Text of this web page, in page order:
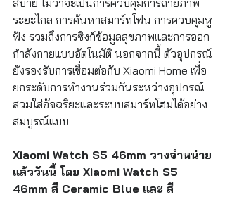
สบาย ไม่ว่าจะเป็นการควบคุมการถ่ายภาพ
ระยะไกล การค้นหาสมาร์ทโฟน การควบคุมหู
ฟัง รวมถึงการซิงก์ข้อมูลสุขภาพและการออก
กำลังกายแบบอัตโนมัติ นอกจากนี้ ตัวอุปกรณ์
ยังรองรับการเชื่อมต่อกับ Xiaomi Home เพื่อ
ยกระดับการทำงานร่วมกันระหว่างอุปกรณ์
สวมใส่อัจฉริยะและระบบสมาร์ทโฮมได้อย่าง
สมบูรณ์แบบ
Xiaomi Watch S5 46mm วางจำหน่าย
แล้ววันนี้ โดย Xiaomi Watch S5
46mm สี Ceramic Blue และ สี